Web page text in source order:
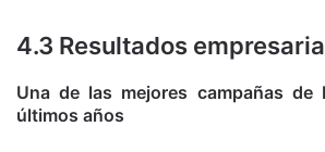
4.3 Resultados
Una de las mejores campañas de
últimos años